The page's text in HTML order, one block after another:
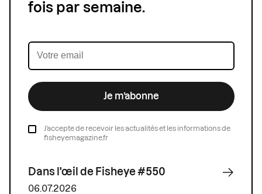
fois par semaine.
Je m’abonne
J’accepte de recevoir les actualités et les informations de
fisheyemagazine.fr
Dans l'œil de Fisheye #550
06.07.2026